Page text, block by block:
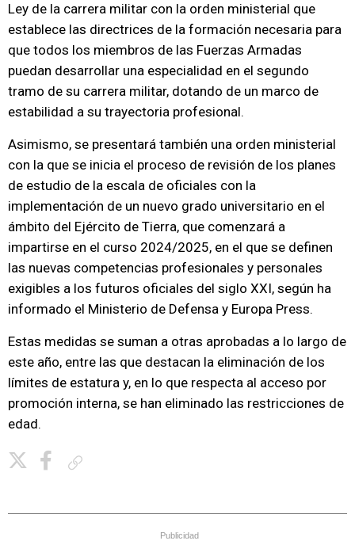
Ley de la carrera militar con la orden ministerial que
establece las directrices de la formación necesaria para
que todos los miembros de las Fuerzas Armadas
puedan desarrollar una especialidad en el segundo
tramo de su carrera militar, dotando de un marco de
estabilidad a su trayectoria profesional.
Asimismo, se presentará también una orden ministerial
con la que se inicia el proceso de revisión de los planes
de estudio de la escala de oficiales con la
implementación de un nuevo grado universitario en el
ámbito del Ejército de Tierra, que comenzará a
impartirse en el curso 2024/2025, en el que se definen
las nuevas competencias profesionales y personales
exigibles a los futuros oficiales del siglo XXI, según ha
informado el Ministerio de Defensa y Europa Press.
Estas medidas se suman a otras aprobadas a lo largo de
este año, entre las que destacan la eliminación de los
límites de estatura y, en lo que respecta al acceso por
promoción interna, se han eliminado las restricciones de
edad.
Publicidad